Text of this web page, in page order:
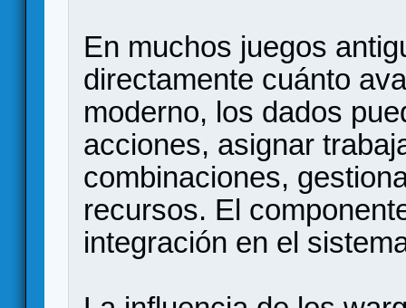
En muchos juegos
directamente cuánto
moderno, los dados
acciones, asignar
combinaciones,
recursos. El
integración en el